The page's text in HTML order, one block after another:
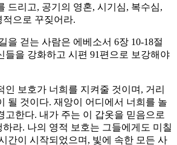
드리고, 공기의 영혼, 시기심, 복수심,
으로 꾸짖어라.
을 걷는 사람은 에베소서 6장 10-18절
들을 강화하고 시편 91편으로 보강해야
인 보호가 너희를 지켜줄 것이며, 거리
될 것이다. 재앙이 어디에서 너희를 놀
고한다. 내가 주는 이 갑옷을 믿음으로
라. 나의 영적 보호는 그들에게도 미칠
간이 시작되었으며, 빛에 속한 모든 사